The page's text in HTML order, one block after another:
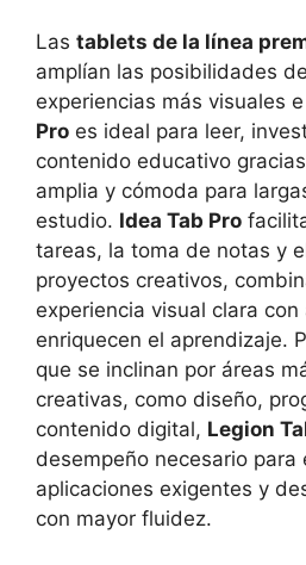
Las tablets de la línea
amplían las posibilidades
experiencias más visuales
Pro es ideal para leer,
contenido educativo
amplia y cómoda para
estudio. Idea Tab Pro
tareas, la toma de notas y
proyectos creativos,
experiencia visual clara con
enriquecen el aprendizaje.
que se inclinan por áreas
creativas, como diseño,
contenido digital, Legion
desempeño necesario para
aplicaciones exigentes y
con mayor fluidez.